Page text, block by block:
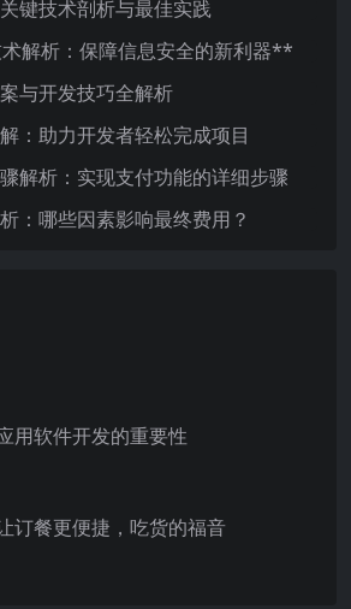
键技术剖析与最佳实践
解析：保障信息安全的新利器**
与开发技巧全解析
：助力开发者轻松完成项目
解析：实现支付功能的详细步骤
：哪些因素影响最终费用？
用软件开发的重要性
订餐更便捷，吃货的福音